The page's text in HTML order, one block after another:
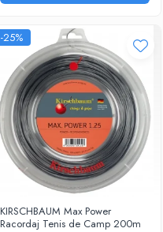
-25%
KIRSCHBAUM Max Power
Racordaj Tenis de Camp 200m